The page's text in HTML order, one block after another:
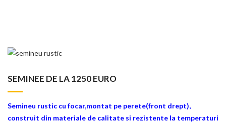
SEMINEE DE LA 1250 EURO
Semineu rustic cu focar,montat pe perete(front drept),
construit din materiale de calitate si rezistente la temperaturi